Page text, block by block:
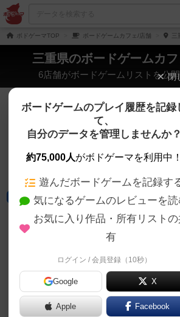
ボドゲーマTOP ボードゲームカフェ/店舗 三
三重県のボードゲームカ
6店舗がボードゲームリストを公開
店舗イベント一覧
三重県でボードゲームを遊べるカフェ・プレイ
ます。店舗をフォローしておくと、開催イベン
提供ゲームが登録された際に、マイページで通
ボードゲームカフェ
三重県松阪市小津町635-4
最新のお知らせはありません
遊べるボードゲーム
三重県松阪市小津町に新規オープンしました。
ドゲームをご用意しております。グループの方
様で...
閉
ボードゲームのプレイ履歴を記録
て、
自分のデータを管理しませんか？
約75,000人がボドゲーマを利用中！
遊んだボードゲームを記録す
気になるゲームのレビューを読
お気に入り作品・所有リスト
有
ログイン / 会員登録（10秒）
Google X
Apple Facebook